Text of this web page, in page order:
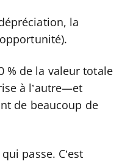
la
% de la valeur totale
à l’autre—et
de beaucoup de
passe. C’est